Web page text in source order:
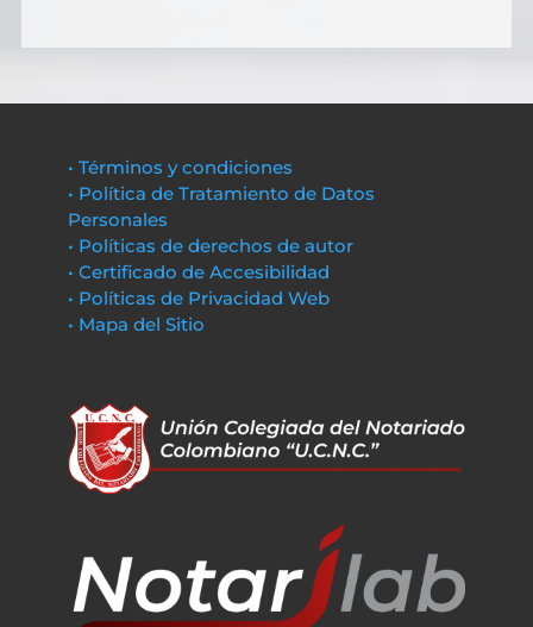
• Términos y condiciones
• Política de Tratamiento de Datos
Personales
• Políticas de derechos de autor
• Certificado de Accesibilidad
• Políticas de Privacidad Web
• Mapa del Sitio